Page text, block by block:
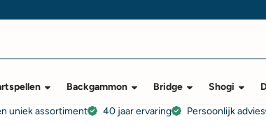
Backgammon Bridge Shogi
uniek assortiment 40 jaar ervaring Persoonlijk advies